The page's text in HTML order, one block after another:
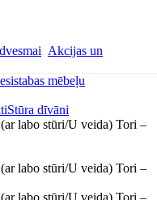
Akcijas un
mēbeļu
Stūra dīvāni